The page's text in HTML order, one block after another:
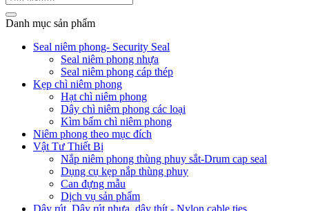
Danh mục sản phẩm
Seal niêm phong- Security Seal
Seal niêm phong nhựa
Seal niêm phong cáp thép
Kẹp chì niêm phong
Hạt chì niêm phong
Dây chì niêm phong các loại
Kìm bấm chì niêm phong
Niêm phong theo mục đích
Vật Tư Thiết Bị
Nắp niêm phong thùng phuy sắt-Drum cap seal
Dụng cụ kẹp nắp thùng phuy
Can đựng mẫu
Dịch vụ sản phẩm